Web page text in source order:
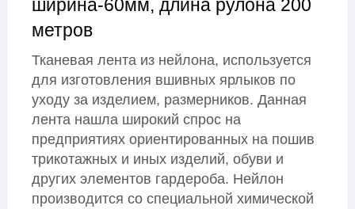
ширина-60мм, длина рулона 200
метров
Тканевая лента из нейлона, используется
для изготовления вшивных ярлыков по
уходу за изделием, размерников. Данная
лента нашла широкий спрос на
предприятиях ориентированных на пошив
трикотажных и иных изделий, обуви и
других элементов гардероба. Нейлон
производится со специальной химической